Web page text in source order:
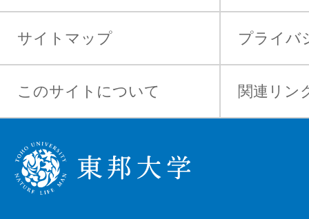
サイトマップ プライバ
このサイトについて 関連リン